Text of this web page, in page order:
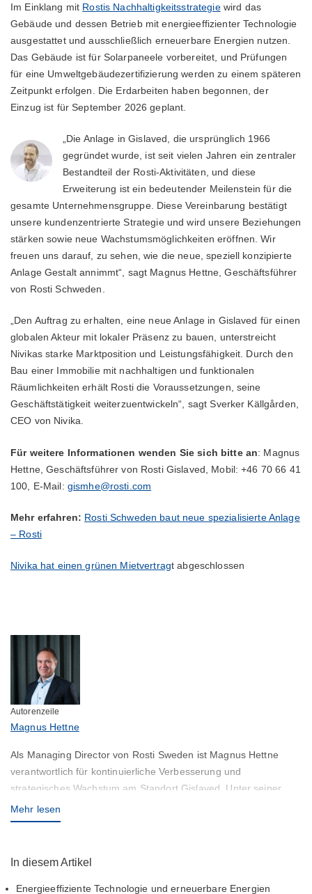
Im Einklang mit Rostis Nachhaltigkeitsstrategiewird das
Gebäude und dessen Betrieb mit energieeffizienter Technologie
ausgestattet und ausschließlich erneuerbare Energien nutzen.
Das Gebäude ist für Solarpaneele vorbereitet, und Prüfungen
für eine Umweltgebäudezertifizierung werden zu einem späteren
Zeitpunkt erfolgen. Die Erdarbeiten haben begonnen, der
Einzug ist für September 2026 geplant.
„Die Anlage in Gislaved, die ursprünglich 1966
gegründet wurde, ist seit vielen Jahren ein zentraler
Bestandteil der Rosti-Aktivitäten, und diese
Erweiterung ist ein bedeutender Meilenstein für die
gesamte Unternehmensgruppe. Diese Vereinbarung bestätigt
unsere kundenzentrierte Strategie und wird unsere Beziehungen
stärken sowie neue Wachstumsmöglichkeiten eröffnen. Wir
freuen uns darauf, zu sehen, wie die neue, speziell konzipierte
Anlage Gestalt annimmt“, sagt Magnus Hettne, Geschäftsführer
von Rosti Schweden.
„Den Auftrag zu erhalten, eine neue Anlage in Gislaved für einen
globalen Akteur mit lokaler Präsenz zu bauen, unterstreicht
Nivikas starke Marktposition und Leistungsfähigkeit. Durch den
Bau einer Immobilie mit nachhaltigen und funktionalen
Räumlichkeiten erhält Rosti die Voraussetzungen, seine
Geschäftstätigkeit weiterzuentwickeln“, sagt Sverker Källgården,
CEO von Nivika.
Für weitere Informationen wenden Sie sich bitte an: Magnus
Hettne, Geschäftsführer von Rosti Gislaved, Mobil: +46 70 66 41
100, E-Mail: gismhe@rosti.com
Mehr erfahren: Rosti Schweden baut neue spezialisierte Anlage
– Rosti
Nivika hat einen grünen Mietvertragt abgeschlossen
Autorenzeile
Magnus Hettne
Als Managing Director von Rosti Sweden ist Magnus Hettne
verantwortlich für kontinuierliche Verbesserung und
strategisches Wachstum am Standort Gislaved. Unter seiner
Führung wurde Rosti Sweden für den Swedish Lean Prize 2025
nominiert.
Mehr lesen
In diesem Artikel
Energieeffiziente Technologie und erneuerbare Energien